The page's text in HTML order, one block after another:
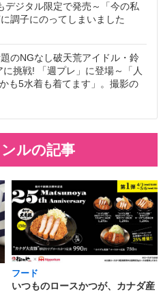
デジタル限定で発売～「今の私
調子にのってしまいました
のNGなし破天荒アイドル・鈴
挑戦! 「週プレ」に登場～「人
も5水着も着てます」。撮影の
ルの記事
フード
いつものロースかつが、カナダ産